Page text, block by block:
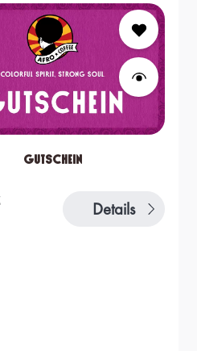
Gutschein
Details